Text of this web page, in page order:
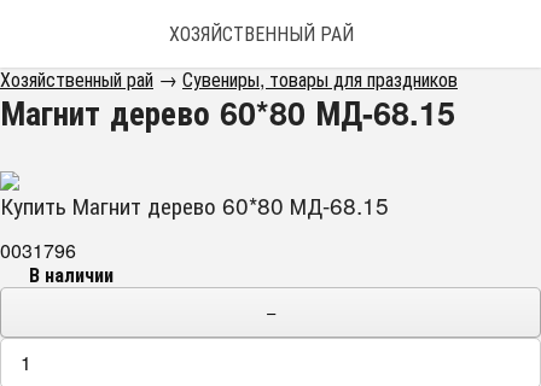
ХОЗЯЙСТВЕННЫЙ РАЙ
Хозяйственный рай → Сувениры, товары для праздников
Магнит дерево 60*80 МД-68.15
Купить Магнит дерево 60*80 МД-68.15
0031796
В наличии
−